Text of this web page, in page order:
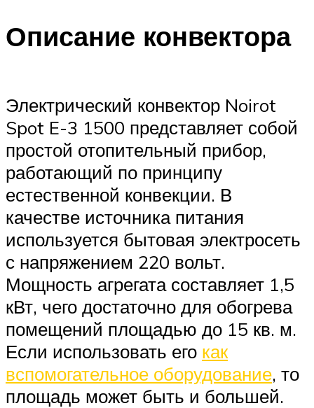
Описание конвектора
Электрический конвектор Noirot
Spot E-3 1500 представляет собой
простой отопительный прибор,
работающий по принципу
естественной конвекции. В
качестве источника питания
используется бытовая электросеть
с напряжением 220 вольт.
Мощность агрегата составляет 1,5
кВт, чего достаточно для обогрева
помещений площадью до 15 кв. м.
Если использовать его как
вспомогательное оборудование, то
площадь может быть и большей.